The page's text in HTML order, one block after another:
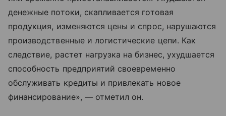
денежные потоки, скапливается готовая
продукция, изменяются цены и спрос, нарушаются
производственные и логистические цепи. Как
следствие, растет нагрузка на бизнес, ухудшается
способность предприятий своевременно
обслуживать кредиты и привлекать новое
финансирование», — отметил он.